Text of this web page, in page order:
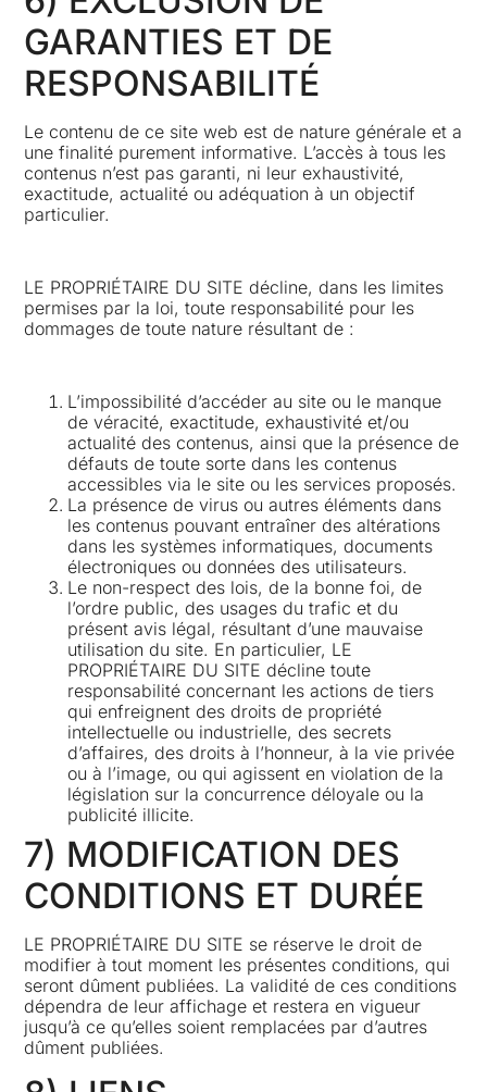
GARANTIES ET DE
RESPONSABILITÉ
Le contenu de ce site web est de nature générale et a
une finalité purement informative. L’accès à tous les
contenus n’est pas garanti, ni leur exhaustivité,
exactitude, actualité ou adéquation à un objectif
particulier.
LE PROPRIÉTAIRE DU SITE décline, dans les limites
permises par la loi, toute responsabilité pour les
dommages de toute nature résultant de :
L’impossibilité d’accéder au site ou le manque
de véracité, exactitude, exhaustivité et/ou
actualité des contenus, ainsi que la présence de
défauts de toute sorte dans les contenus
accessibles via le site ou les services proposés.
La présence de virus ou autres éléments dans
les contenus pouvant entraîner des altérations
dans les systèmes informatiques, documents
électroniques ou données des utilisateurs.
Le non-respect des lois, de la bonne foi, de
l’ordre public, des usages du trafic et du
présent avis légal, résultant d’une mauvaise
utilisation du site. En particulier, LE
PROPRIÉTAIRE DU SITE décline toute
responsabilité concernant les actions de tiers
qui enfreignent des droits de propriété
intellectuelle ou industrielle, des secrets
d’affaires, des droits à l’honneur, à la vie privée
ou à l’image, ou qui agissent en violation de la
législation sur la concurrence déloyale ou la
publicité illicite.
7) MODIFICATION DES
CONDITIONS ET DURÉE
LE PROPRIÉTAIRE DU SITE se réserve le droit de
modifier à tout moment les présentes conditions, qui
seront dûment publiées. La validité de ces conditions
dépendra de leur affichage et restera en vigueur
jusqu’à ce qu’elles soient remplacées par d’autres
dûment publiées.